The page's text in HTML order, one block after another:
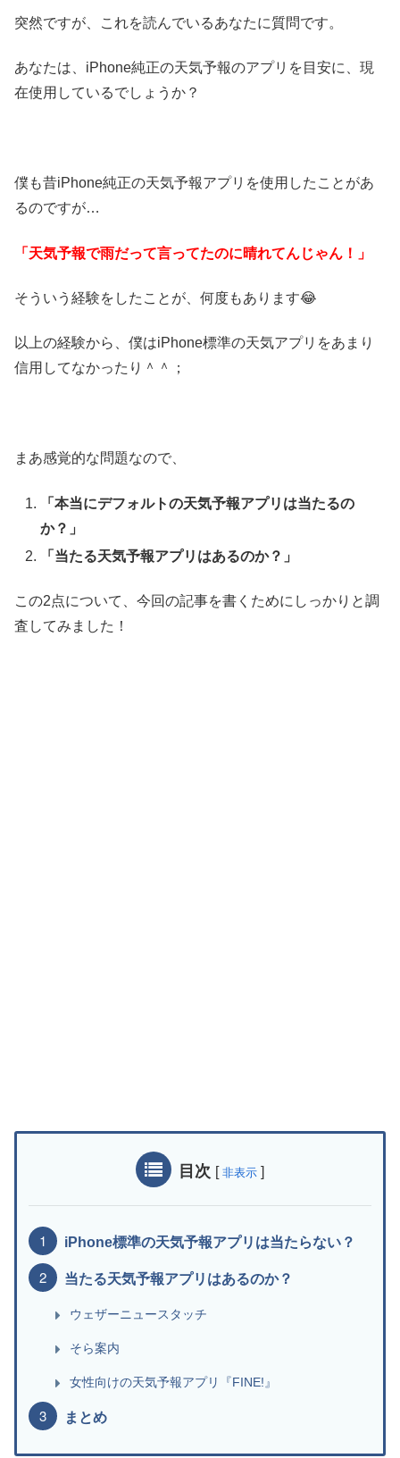
突然ですが、これを読んでいるあなたに質問です。
あなたは、iPhone純正の天気予報のアプリを目安に、現
在使用しているでしょうか？
僕も昔iPhone純正の天気予報アプリを使用したことがあ
るのですが…
「天気予報で雨だって言ってたのに晴れてんじゃん！」
そういう経験をしたことが、何度もあります😂
以上の経験から、僕はiPhone標準の天気アプリをあまり
信用してなかったり＾＾；
まあ感覚的な問題なので、
「本当にデフォルトの天気予報アプリは当たるの
か？」
「当たる天気予報アプリはあるのか？」
この2点について、今回の記事を書くためにしっかりと調
査してみました！
目次 [ 非表示 ]
iPhone標準の天気予報アプリは当たらない？
当たる天気予報アプリはあるのか？
ウェザーニュースタッチ
そら案内
女性向けの天気予報アプリ『FINE!』
まとめ